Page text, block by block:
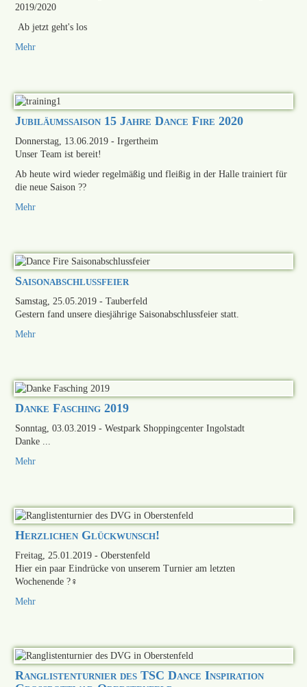
2019/2020
Ab jetzt geht's los
Mehr
Jubiläumssaison 15 Jahre Dance Fire 2020
Donnerstag, 13.06.2019 - Irgertheim
Unser Team ist bereit!
Ab heute wird wieder regelmäßig und fleißig in der Halle trainiert für
die neue Saison ??
Mehr
Saisonabschlussfeier
Samstag, 25.05.2019 - Tauberfeld
Gestern fand unsere diesjährige Saisonabschlussfeier statt.
Mehr
Danke Fasching 2019
Sonntag, 03.03.2019 - Westpark Shoppingcenter Ingolstadt
Danke ...
Mehr
Herzlichen Glückwunsch!
Freitag, 25.01.2019 - Oberstenfeld
Hier ein paar Eindrücke von unserem Turnier am letzten
Wochenende ?‍♀️
Mehr
Ranglistenturnier des TSC Dance Inspiration